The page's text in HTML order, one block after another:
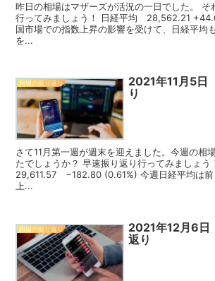
昨日の相場はマザーズが活況の一日でした。 そ
行ってみましょう！ 日経平均 28,562.21
国市場での指数上昇の影響を受けて、日経平均
を...
相場の振り返り
2021年11月5日
り
さて11月第一週が週末を迎えました。今週の相
たでしょうか？ 早速振り返り行ってみましょ
29,611.57 −182.80 (0.61%) 今週日経平均は前
上...
相場の振り返り
2021年12月6日
返り